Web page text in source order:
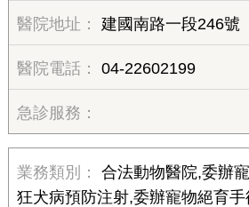
建國南路一段246號
04-22602199
合法動物醫院,委辦
狂犬病預防注射,委辦寵物絕育手